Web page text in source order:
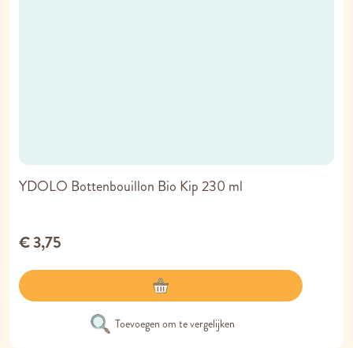
YDOLO Bottenbouillon Bio Kip 230 ml
€ 3,75
Toevoegen om te vergelijken